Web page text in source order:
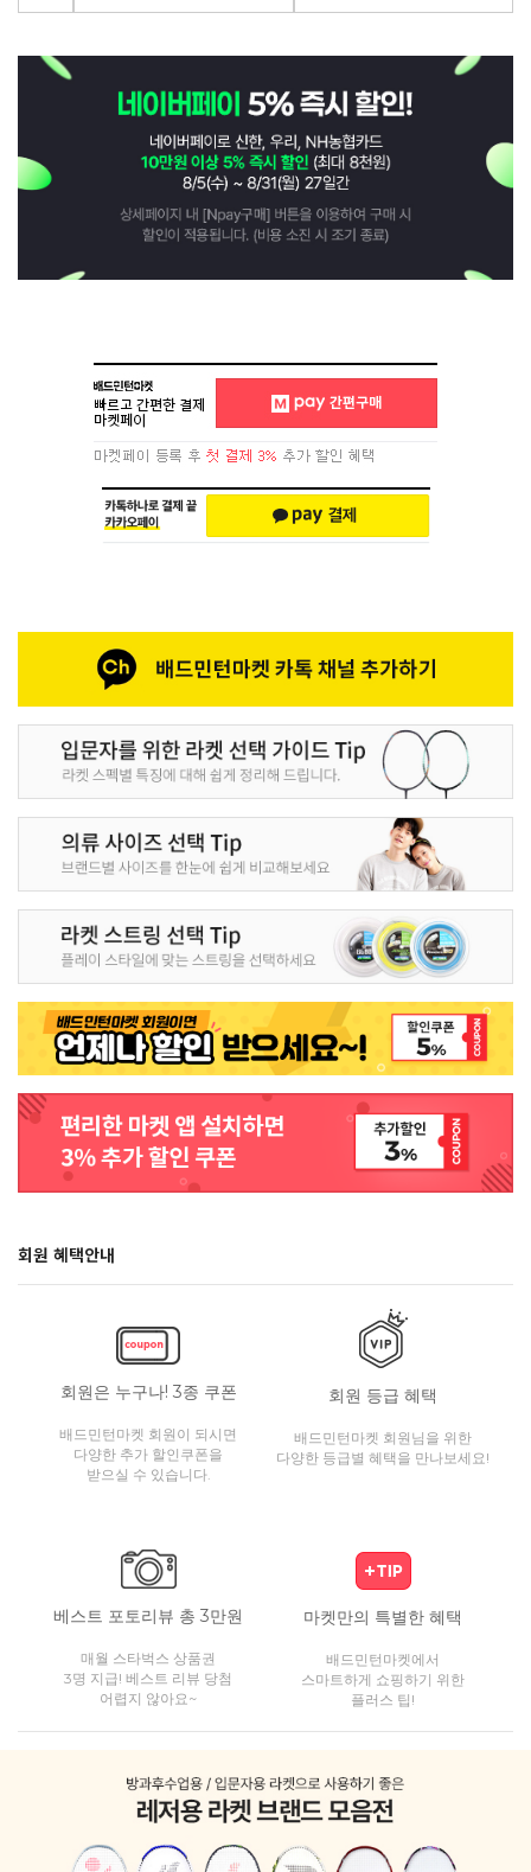
회원 혜택안내
회원은 누구나! 3종 쿠폰
배드민턴마켓 회원이 되시면
다양한 추가 할인쿠폰을
받으실 수 있습니다.
회원 등급 혜택
배드민턴마켓 회원님을 위한
다양한 등급별 혜택을 만나보세요!
베스트 포토리뷰 총 3만원
매월 스타벅스 상품권
3명 지급! 베스트 리뷰 당첨
어렵지 않아요~
마켓만의 특별한 혜택
배드민턴마켓에서
스마트하게 쇼핑하기 위한
플러스 팁!